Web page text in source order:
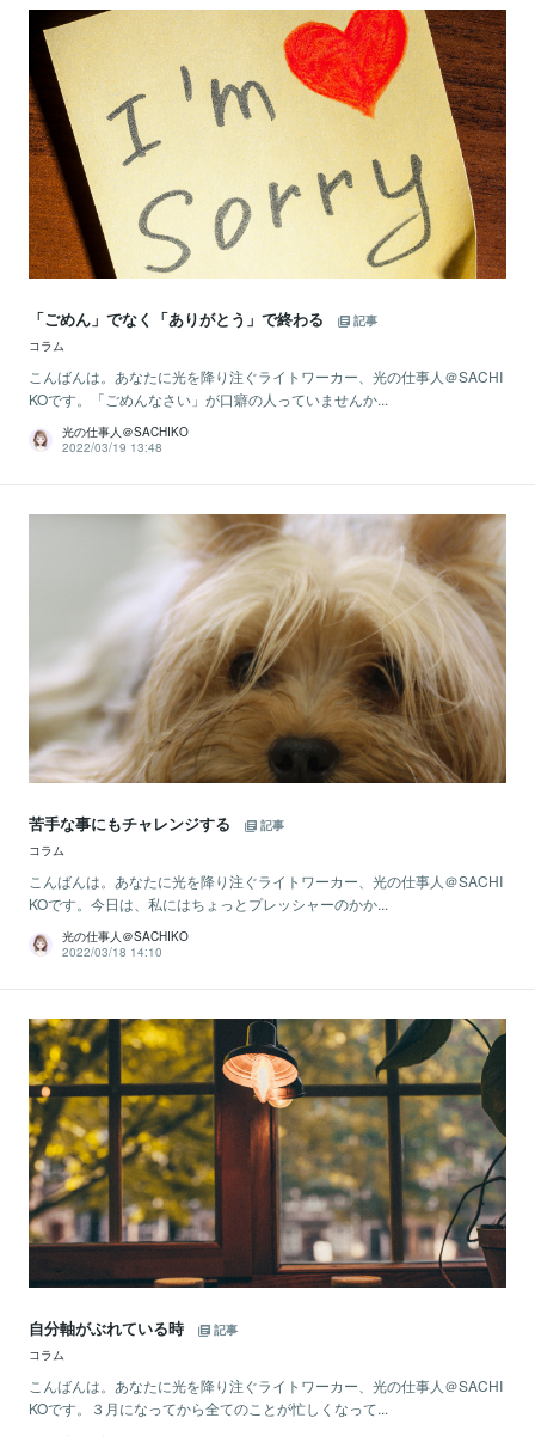
「ごめん」でなく「ありがとう」で終わる
記事
コラム
こんばんは。あなたに光を降り注ぐライトワーカー、光の仕事人＠SACHI
KOです。「ごめんなさい」が口癖の人っていませんか...
光の仕事人＠SACHIKO
2022/03/19 13:48
苦手な事にもチャレンジする
記事
コラム
こんばんは。あなたに光を降り注ぐライトワーカー、光の仕事人＠SACHI
KOです。今日は、私にはちょっとプレッシャーのかか...
光の仕事人＠SACHIKO
2022/03/18 14:10
自分軸がぶれている時
記事
コラム
こんばんは。あなたに光を降り注ぐライトワーカー、光の仕事人＠SACHI
KOです。３月になってから全てのことが忙しくなって...